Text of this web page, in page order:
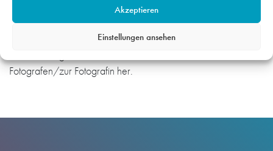
Akzeptieren
Einstellungen ansehen
geschützt und nicht zur honorarfreien Übernahme
freigegeben. Wenn Sie Interesse und Bedarf an Fotomaterial
haben, setzen Sie sich gerne mit uns in Verbindung. Wir
Fotografen/zur Fotografin her.